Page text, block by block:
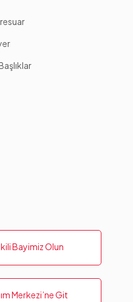
Bayimiz Olun
Merkezi’ne Git